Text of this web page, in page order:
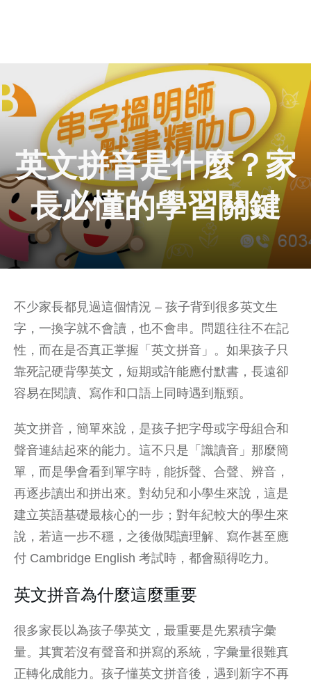
英文拼音是什麼？家
長必懂的學習關鍵
不少家長都見過這個情況 – 孩子背到很多英文生
字，一換字就不會讀，也不會串。問題往往不在記
性，而在是否真正掌握「英文拼音」。如果孩子只
靠死記硬背學英文，短期或許能應付默書 ，長遠卻
容易在閱讀、寫作和口語上同時遇到瓶頸。
英文拼音，簡單來說，是孩子把字母或字母組合和
聲音連結起來的能力。這不只是「識讀音」那麼簡
單，而是學會看到單字時，能拆聲、合聲、辨音，
再逐步讀出和拼出來。對幼兒和小學生來說，這是
建立英語基礎最核心的一步；對年紀較大的學生來
說，若這一步不穩，之後做閱讀理解、寫作甚至應
付 Cambridge English 考試時，都會顯得吃力。
英文拼音為什麼這麼重要
很多家長以為孩子學英文，最重要是先累積字彙
量。其實若沒有聲音和拼寫的系統，字彙量很難真
正轉化成能力。孩子懂英文拼音後，遇到新字不再